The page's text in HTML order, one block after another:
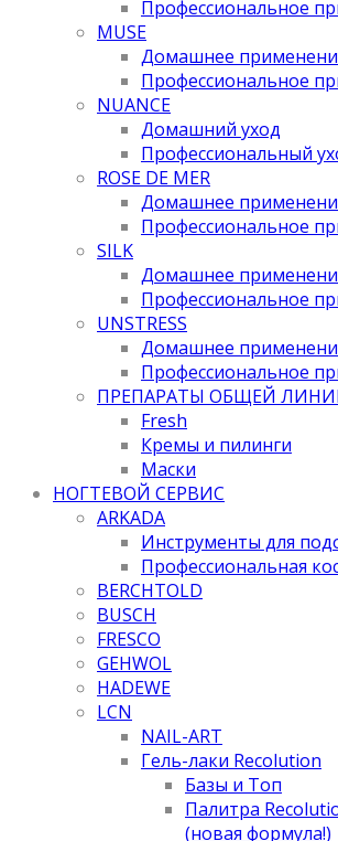
Профессиональное
MUSE
Домашнее
Профессиональное
NUANCE
Домашний уход
Профессиональный
ROSE DE MER
Домашнее
Профессиональное
SILK
Домашнее
Профессиональное
UNSTRESS
Домашнее
Профессиональное
ПРЕПАРАТЫ ОБЩЕЙ
Fresh
Кремы и пилинги
Маски
НОГТЕВОЙ СЕРВИС
ARKADA
Инструменты для
Профессиональная
BERCHTOLD
BUSCH
FRESCO
GEHWOL
HADEWE
LCN
NAIL-ART
Гель-лаки Recolution
Базы и Топ
Палитра
(новая формула!)